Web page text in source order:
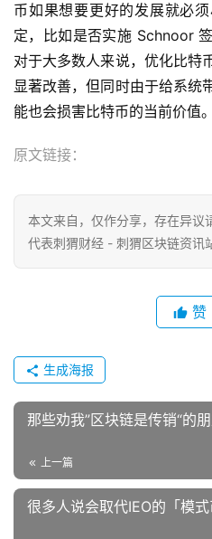
币如果想要更好的发展就必
定，比如是否实施 Schnoor
对于大多数人来说，优化比特
显著改善，但同时由于给系统
能也会损害比特币的当前价值。
原文链接：
本文来自 ，仅作分享，存在异议
代表刺猬财经 - 刺猬区块链资讯
赞
生成海报
那些劝我”区块链是传销“的
上一篇
很多人说会取代IEO的「模式